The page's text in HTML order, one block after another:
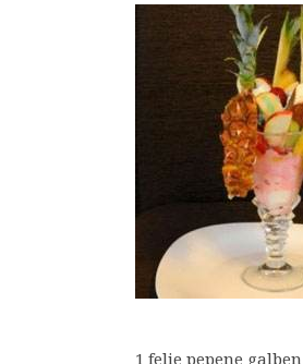
1 felie pepene galben